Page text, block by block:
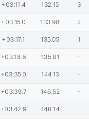
+03:11.4 132.15 3
+03:15.0 133.98 2
+03:17.1 135.05 1
+03:18.6 135.81 -
+03:35.0 144.13 -
+03:39.7 146.52 -
+03:42.9 148.14 -